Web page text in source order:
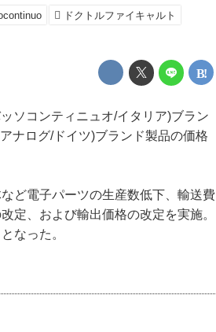
ドクトルファイキャルト
ソコンティニュオ/イタリア)ブラン
ナログ/ドイツ)ブランド製品の価格
ど電子パーツの生産数低下、輸送費
定、および輸出価格の改定を実施。
なった。